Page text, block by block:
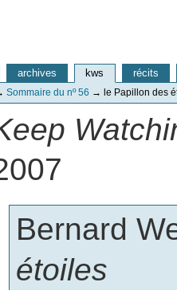
archives kws récits
Sommaire du nº 56 → le Papillon des
Bernard
étoiles